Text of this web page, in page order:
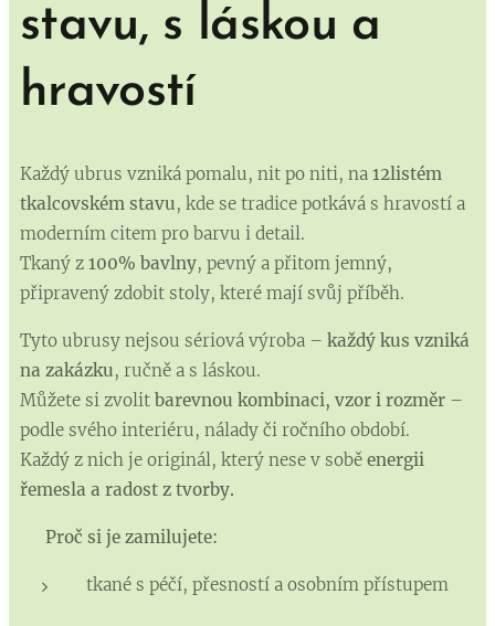
stavu, s láskou a
hravostí
Každý ubrus vzniká pomalu, nit po niti, na 12listém
tkalcovském stavu, kde se tradice potkává s hravostí a
moderním citem pro barvu i detail.
Tkaný z 100% bavlny, pevný a přitom jemný,
připravený zdobit stoly, které mají svůj příběh.
Tyto ubrusy nejsou sériová výroba – každý kus vzniká
na zakázku, ručně a s láskou.
Můžete si zvolit barevnou kombinaci, vzor i rozměr –
podle svého interiéru, nálady či ročního období.
Každý z nich je originál, který nese v sobě energii
řemesla a radost z tvorby.
Proč si je zamilujete:
tkané s péčí, přesností a osobním přístupem